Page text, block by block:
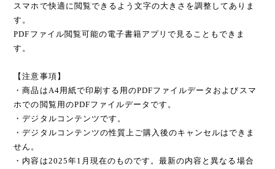
スマホで快適に閲覧できるよう文字の大きさを調整してありま
す。
PDFファイル閲覧可能の電子書籍アプリで見ることもできま
す。
【注意事項】
・商品はA4用紙で印刷する用のPDFファイルデータおよびスマ
ホでの閲覧用のPDFファイルデータです。
・デジタルコンテンツです。
・デジタルコンテンツの性質上ご購入後のキャンセルはできま
せん。
・内容は2025年1月現在のものです。最新の内容と異なる場合